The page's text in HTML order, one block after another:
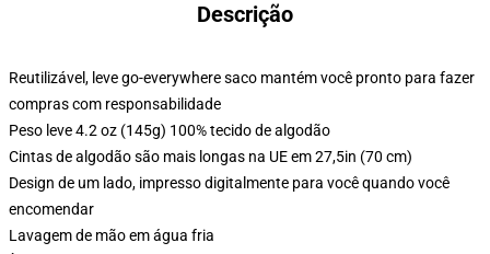
Descrição
Reutilizável, leve go-everywhere saco mantém você pronto para fazer
compras com responsabilidade
Peso leve 4.2 oz (145g) 100% tecido de algodão
Cintas de algodão são mais longas na UE em 27,5in (70 cm)
Design de um lado, impresso digitalmente para você quando você
encomendar
Lavagem de mão em água fria